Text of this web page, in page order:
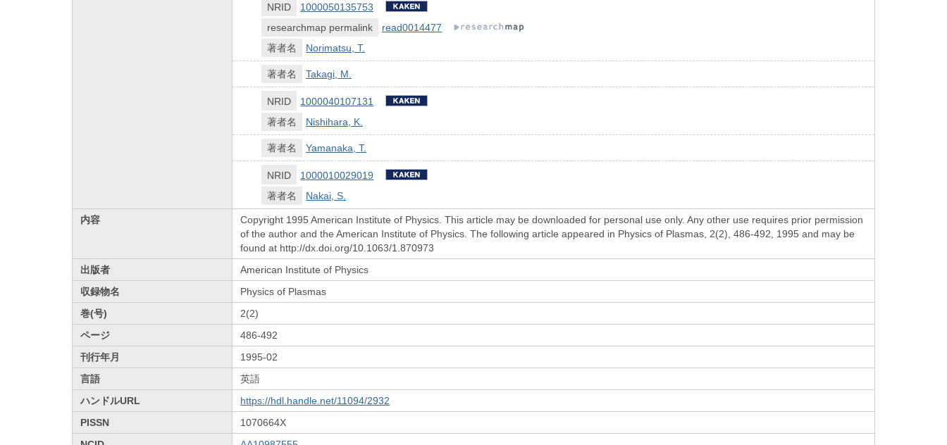
NRID
1000050135753
researchmap permalink
read0014477
著者名
Norimatsu, T.
著者名 Takagi, M.
NRID
1000040107131
著者名
Nishihara, K.
著者名 Yamanaka, T.
NRID
1000010029019
著者名
Nakai, S.
内容
Copyright 1995 American Institute of Physics. This article may be downloaded for personal use only. Any other use requires prior permission
of the author and the American Institute of Physics. The following article appeared in Physics of Plasmas, 2(2), 486-492, 1995 and may be
found at http://dx.doi.org/10.1063/1.870973
出版者
American Institute of Physics
収録物名
Physics of Plasmas
巻(号)
2(2)
ページ
486-492
刊行年月
1995-02
言語
英語
ハンドルURL
https://hdl.handle.net/11094/2932
PISSN
1070664X